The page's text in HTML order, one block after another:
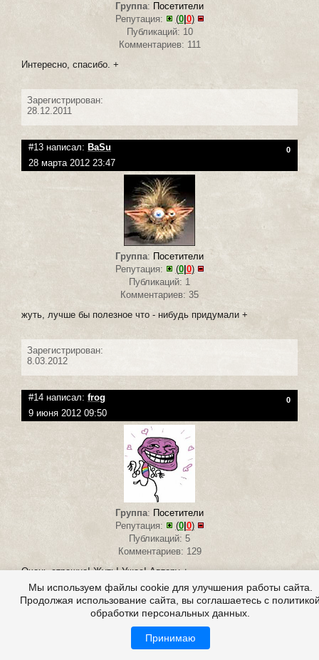
Группа: Посетители
Репутация:
(0| 0)
Публикаций: 10
Комментариев: 111
Интересно, спасибо. +
Зарегистрирован:
28.12.2011
#13 написал: BaSu 0
28 марта 2012 23:47
Группа: Посетители
Репутация:
(0| 0)
Публикаций: 1
Комментариев: 35
жуть, лучше бы полезное что - нибудь придумали +
Зарегистрирован:
8.03.2012
#14 написал: frog 0
9 июня 2012 09:50
Группа: Посетители
Репутация:
(0| 0)
Публикаций: 5
Комментариев: 129
Очень страшно! Жуть! Ужас! Автору +
Зарегистрирован:
Мы используем файлы cookie для улучшения работы сайта.
Продолжая использование сайта, вы соглашаетесь с
обработки персональных данных.
Принимаю